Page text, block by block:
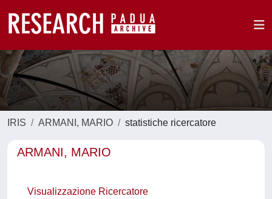
IRIS ARMANI, MARIO statistiche ricercatore
ARMANI, MARIO
Visualizzazione Ricercatore